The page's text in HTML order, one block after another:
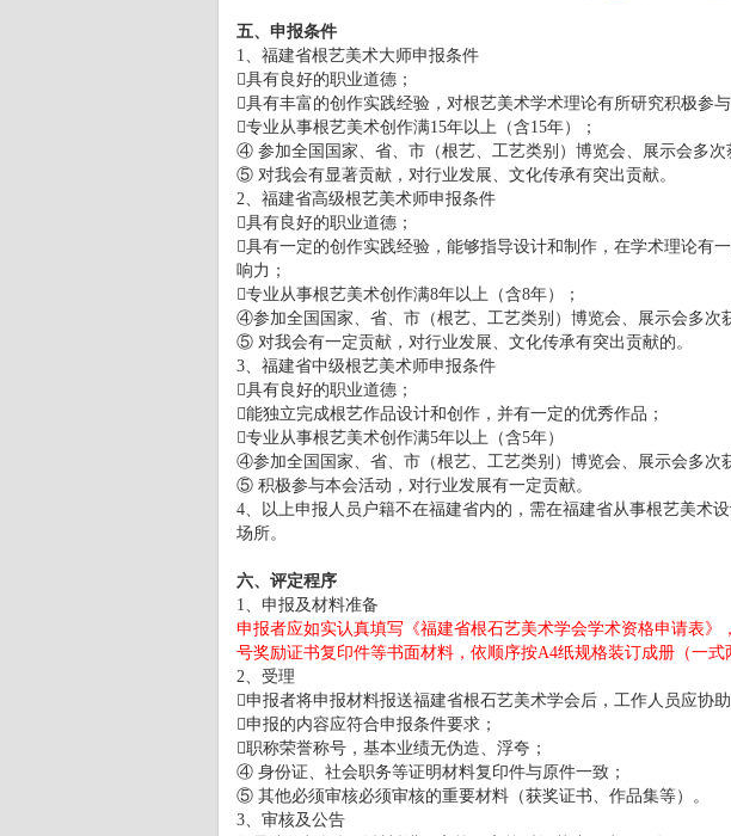
五、申报条件
1、福建省根艺美术大师申报条件
具有良好的职业道德；
具有丰富的创作实践经验，对根艺美术学术理论有所研究积极参
专业从事根艺美术创作满15年以上（含15年）；
④ 参加全国国家、省、市（根艺、工艺类别）博览会、展示会多次
⑤ 对我会有显著贡献，对行业发展、文化传承有突出贡献。
2、福建省高级根艺美术师申报条件
具有良好的职业道德；
具有一定的创作实践经验，能够指导设计和制作，在学术理论有
响力；
专业从事根艺美术创作满8年以上（含8年）；
④参加全国国家、省、市（根艺、工艺类别）博览会、展示会多次
⑤ 对我会有一定贡献，对行业发展、文化传承有突出贡献的。
3、福建省中级根艺美术师申报条件
具有良好的职业道德；
能独立完成根艺作品设计和创作，并有一定的优秀作品；
专业从事根艺美术创作满5年以上（含5年）
④参加全国国家、省、市（根艺、工艺类别）博览会、展示会多次
⑤ 积极参与本会活动，对行业发展有一定贡献。
4、以上申报人员户籍不在福建省内的，需在福建省从事根艺美术
场所。
六、评定程序
1、申报及材料准备
申报者应如实认真填写《福建省根石艺美术学会学术资格申请表
号奖励证书复印件等书面材料，依顺序按A4纸规格装订成册（一式
2、受理
申报者将申报材料报送福建省根石艺美术学会后，工作人员应协
申报的内容应符合申报条件要求；
职称荣誉称号，基本业绩无伪造、浮夸；
④ 身份证、社会职务等证明材料复印件与原件一致；
⑤ 其他必须审核必须审核的重要材料（获奖证书、作品集等）。
3、审核及公告